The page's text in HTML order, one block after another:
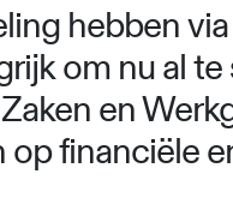
hebben
om nu al
en
financiële